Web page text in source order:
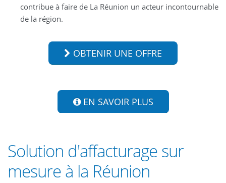
contribue à faire de La Réunion un acteur incontournable
de la région.
OBTENIR UNE OFFRE
EN SAVOIR PLUS
Solution d'affacturage sur
mesure à la Réunion